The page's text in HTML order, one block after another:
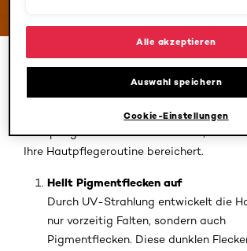
Hautschmeichler und Beauty-
ist Niacinamid gut?
Niacinamid ist ein wahres Allround-Talent
Hautpflege. Hier sind fünf Gründe,
Ihre Hautpflegeroutine bereichert.
Hellt Pigmentflecken auf
Durch UV-Strahlung entwickelt die
nur vorzeitig Falten, sondern auch
Pigmentflecken. Diese dunklen
Alle akzeptieren
Auswahl speichern
Cookie-Einstellungen